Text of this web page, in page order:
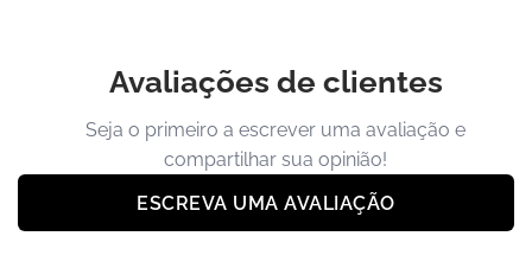
Avaliações de clientes
Seja o primeiro a escrever uma avaliação e
compartilhar sua opinião!
ESCREVA UMA AVALIAÇÃO